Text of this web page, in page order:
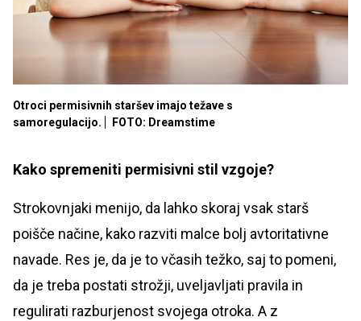
Otroci permisivnih staršev imajo težave s
samoregulacijo.
FOTO: Dreamstime
Kako spremeniti permisivni stil vzgoje?
Strokovnjaki menijo, da lahko skoraj vsak starš
poišče načine, kako razviti malce bolj avtoritativne
navade. Res je, da je to včasih težko, saj to pomeni,
da je treba postati strožji, uveljavljati pravila in
regulirati razburjenost svojega otroka. A z